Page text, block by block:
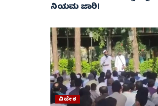
ನಿಯಮ ಜಾರಿ!
ವಿದೇಶ